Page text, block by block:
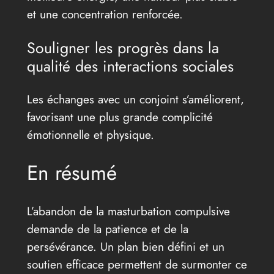
et une concentration renforcée.
Souligner les progrès dans la
qualité des interactions sociales
Les échanges avec un conjoint s’améliorent,
favorisant une plus grande complicité
émotionnelle et physique.
En résumé
L’abandon de la masturbation compulsive
demande de la patience et de la
persévérance. Un plan bien défini et un
soutien efficace permettent de surmonter ce